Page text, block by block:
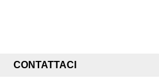
CONTATTACI